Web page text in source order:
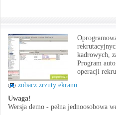
zobacz zrzuty ekranu
kadrowych,
Program
operacji
Uwaga!
Wersja demo - pełna jednoosobowa